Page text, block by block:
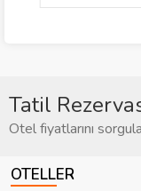
Tatil
Otel fiyatlarını
OTELLER